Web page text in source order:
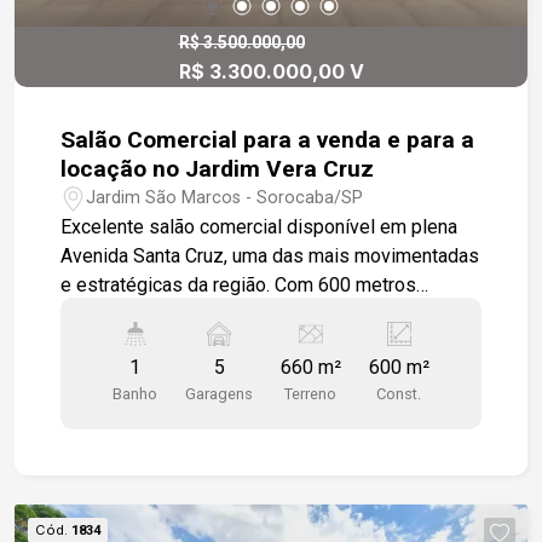
R$ 3.500.000,00
R$ 3.300.000,00 V
Salão Comercial para a venda e para a
locação no Jardim Vera Cruz
Jardim São Marcos - Sorocaba/SP
Excelente salão comercial disponível em plena
Avenida Santa Cruz, uma das mais movimentadas
e estratégicas da região. Com 600 metros
metros, o imóvel oferece amplitude e
versatilidade para diversos tipos de negócios.
Está na fase final de acabamento e conta com
salas que podem ser utilizadas como escritórios,
1
Banho
5
Garagens
660 m²
Terreno
600 m²
Const.
Cód. 1834